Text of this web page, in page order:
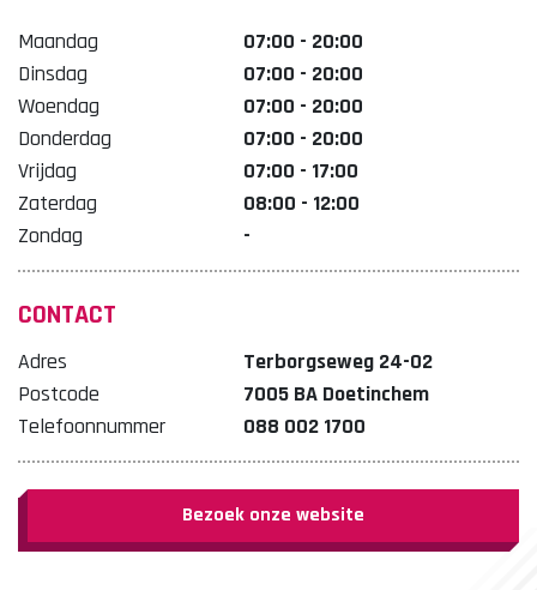
Maandag
07:00 - 20:00
Dinsdag
07:00 - 20:00
Woendag
07:00 - 20:00
Donderdag
07:00 - 20:00
Vrijdag
07:00 - 17:00
Zaterdag
08:00 - 12:00
Zondag
-
CONTACT
Adres
Terborgseweg 24-02
Postcode
7005 BA Doetinchem
Telefoonnummer
088 002 1700
Bezoek onze website